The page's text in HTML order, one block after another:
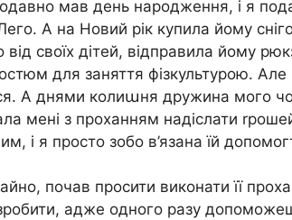
мав день народження, і я
А на Новий рік купила йому
від своїх дітей, відправила йому
для заняття фізкультурою.
А днями колиաня дружина мого
мені з проханням надіслати
і я просто зобо в’язана їй
почав просити виконати її
адже одного разу допоможеш